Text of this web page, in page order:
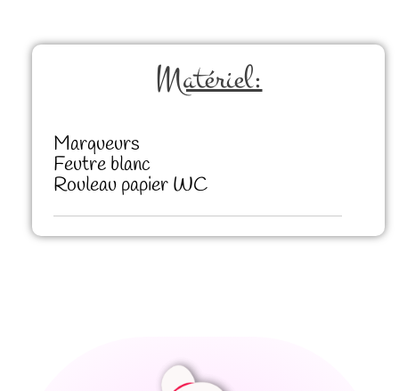
Matériel:
Marqueurs
Feutre blanc
Rouleau papier WC